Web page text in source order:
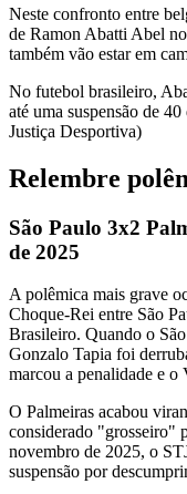
Neste confronto entre
de Ramon Abatti Abel
também vão estar em
No futebol brasileiro,
até uma suspensão de
Justiça Desportiva)
Relembre
São Paulo 3x2
de 2025
A polêmica mais grave
Choque-Rei entre São
Brasileiro. Quando o
Gonzalo Tapia foi
marcou a penalidade e
O Palmeiras acabou
considerado "grosseiro"
novembro de 2025, o
suspensão por